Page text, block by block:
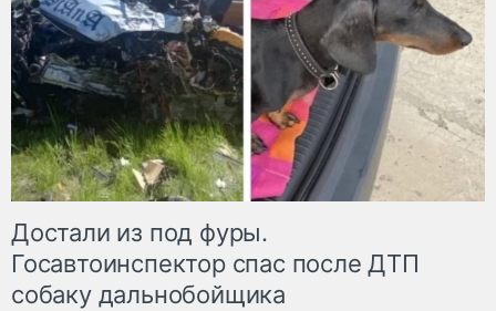
Достали из под фуры.
Госавтоинспектор спас после ДТП
собаку дальнобойщика